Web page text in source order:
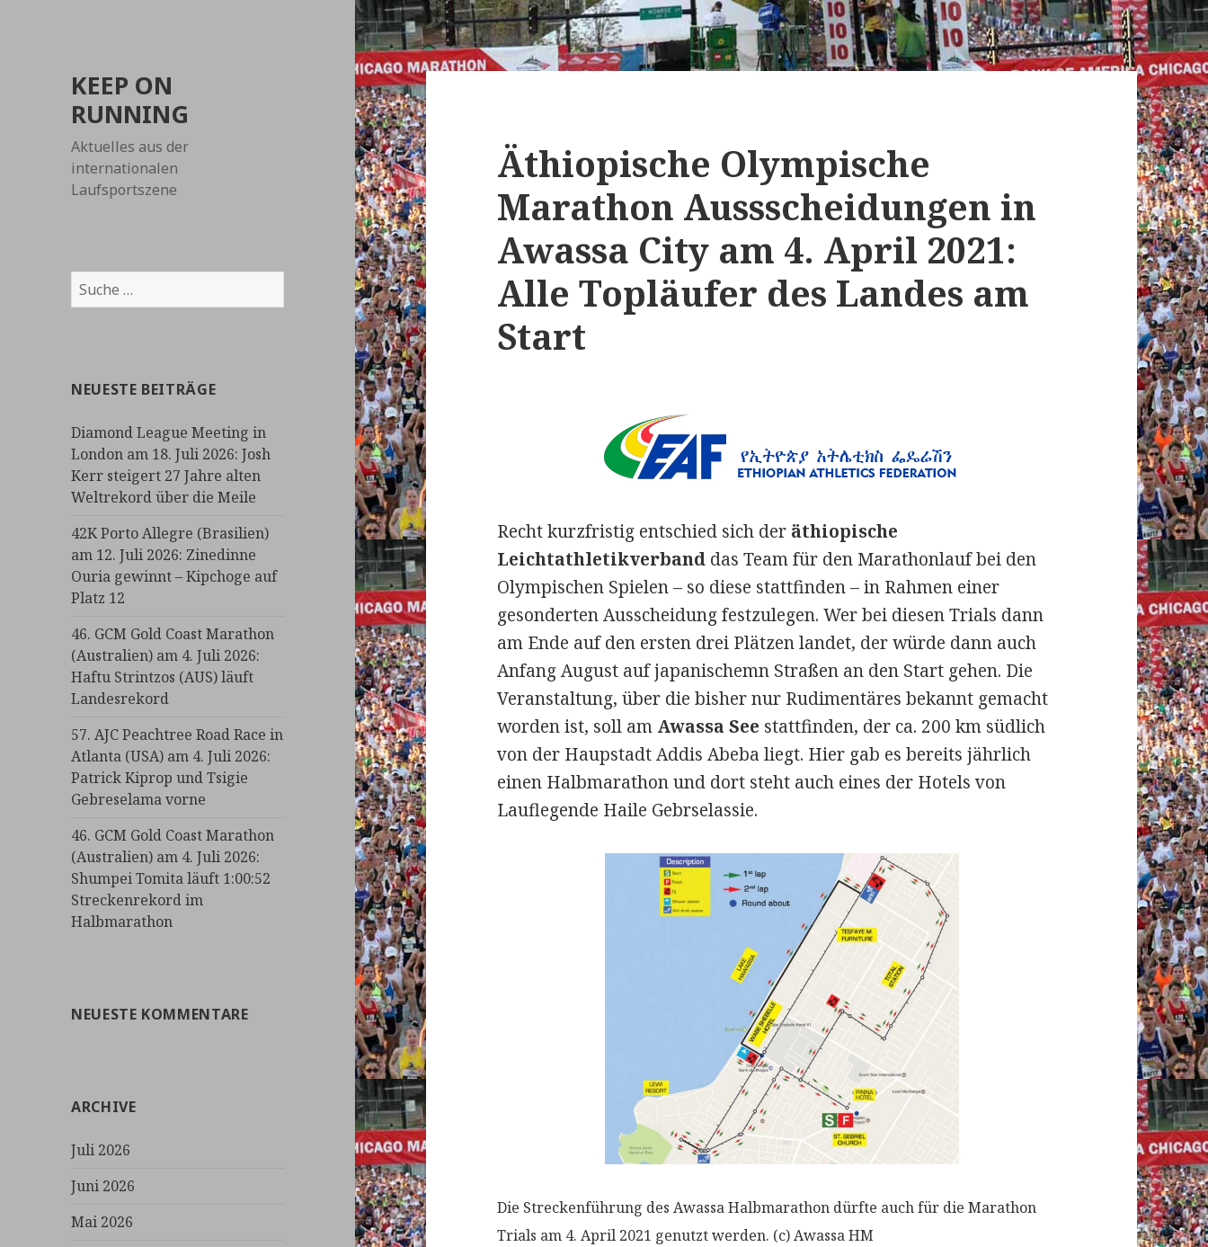
KEEP ON
RUNNING
Aktuelles aus der
internationalen
Laufsportszene
Suche
nach:
NEUESTE BEITRÄGE
Diamond League Meeting in
London am 18. Juli 2026: Josh
Kerr steigert 27 Jahre alten
Weltrekord über die Meile
42K Porto Allegre (Brasilien)
am 12. Juli 2026: Zinedinne
Ouria gewinnt – Kipchoge auf
Platz 12
46. GCM Gold Coast Marathon
(Australien) am 4. Juli 2026:
Haftu Strintzos (AUS) läuft
Landesrekord
57. AJC Peachtree Road Race in
Atlanta (USA) am 4. Juli 2026:
Patrick Kiprop und Tsigie
Gebreselama vorne
46. GCM Gold Coast Marathon
(Australien) am 4. Juli 2026:
Shumpei Tomita läuft 1:00:52
Streckenrekord im
Halbmarathon
NEUESTE KOMMENTARE
ARCHIVE
Juli 2026
Juni 2026
Mai 2026
Äthiopische Olympische
Marathon Aussscheidungen in
Awassa City am 4. April 2021:
Alle Topläufer des Landes am
Start
Recht kurzfristig entschied sich der äthiopische
Leichtathletikverband das Team für den Marathonlauf bei den
Olympischen Spielen – so diese stattfinden – in Rahmen einer
gesonderten Ausscheidung festzulegen.Wer bei diesen Trials dann
am Ende auf den ersten drei Plätzen landet, der würde dann auch
Anfang August auf japanischemn Straßen an den Start gehen. Die
Veranstaltung, über die bisher nur Rudimentäres bekannt gemacht
worden ist, soll am Awassa See stattfinden, der ca. 200 km südlich
von der Haupstadt Addis Abeba liegt. Hier gab es bereits jährlich
einen Halbmarathon und dort steht auch eines der Hotels von
Lauflegende Haile Gebrselassie.
Die Streckenführung des Awassa Halbmarathon dürfte auch für die Marathon
Trials am 4. April 2021 genutzt werden. (c) Awassa HM